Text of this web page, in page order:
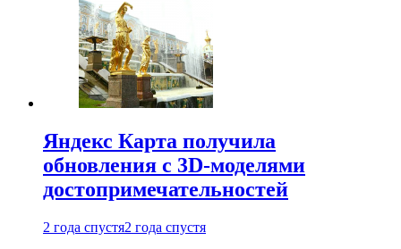
Яндекс Карта получила
обновления с 3D-моделями
достопримечательностей
2 года спустя2 года спустя